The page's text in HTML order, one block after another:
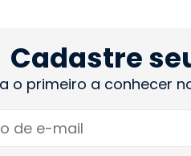
Cadastre
o primeiro a conhecer